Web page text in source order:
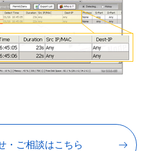
・ご相談はこちら